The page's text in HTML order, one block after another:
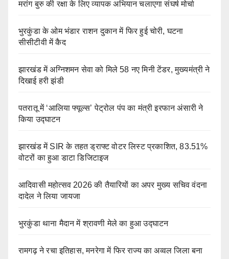
मरांग बुरु की रक्षा के लिए व्यापक अभियान चलाएगा संघर्ष मोर्चा
भुरकुंडा के ओम भंडार राशन दुकान में फिर हुई चोरी, घटना
सीसीटीवी में कैद
झारखंड में अग्निशमन सेवा को मिले 58 नए मिनी टेंडर, मुख्यमंत्री ने
दिखाई हरी झंडी
पतरातू में ‘आलिया फ्यूल्स’ पेट्रोल पंप का मंत्री इरफान अंसारी ने
किया उद्घाटन
झारखंड में SIR के तहत ड्राफ्ट वोटर लिस्ट प्रकाशित, 83.51%
वोटरों का हुआ डाटा डिजिटाइज
आदिवासी महोत्सव 2026 की तैयारियों का अपर मुख्य सचिव वंदना
दादेल ने लिया जायजा
भुरकुंडा थाना मैदान में श्रावणी मेले का हुआ उद्घाटन
रामगढ़ ने रचा इतिहास, मनरेगा में फिर राज्य का अव्वल जिला बना